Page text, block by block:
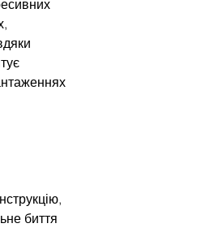
биття